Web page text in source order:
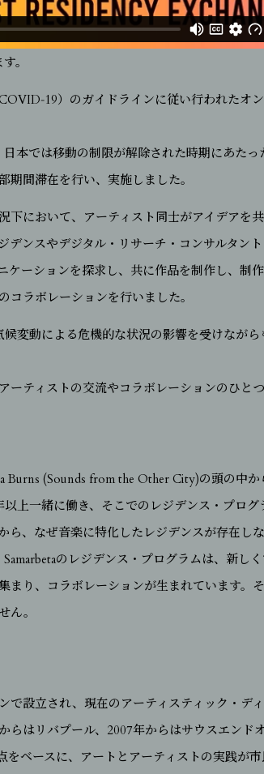
。
）のガイドラインに従い行われたオ
本では移動の制限が解除された時期にあた
期間滞在を行い、実施しました。
下において、アーティスト同士がアイデアを
デンスやデジタル・リサーチ・コンサルタン
ーションを探求し、共に作品を制作し、制作
ラボレーションを行いました。
変動による危機的な状況の影響を受けながら
ーティストの交流やコラボレーションのひと
Burns (Sounds from the Other City)の頭の中
上一緒に働き、そこでのレジデンス・プロ
ら、なぜ音楽に特化したレジデンスが存在し
のレジデンス・プログラムは、新し
まり、コラボレーションが生まれています。
ん。
で設立され、現在のアーティスティック・デ
らはリバプール、2007年からはサウスエンド
をベースに、アートとアーティストの実践が